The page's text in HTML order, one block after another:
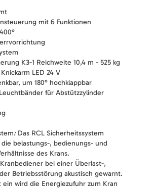
mit 6 Funktionen
K3-1 Reichweite 10,4 m - 525 kg
LED 24 V
um 180° hochklappbar
für Abstützzylinder
:Das RCL Sicherheitssystem
belastungs-, bedienungs- und
des Krans.
bei einer Überlast-,
Betriebsstörung akustisch gewarnt.
wird die Energiezufuhr zum Kran